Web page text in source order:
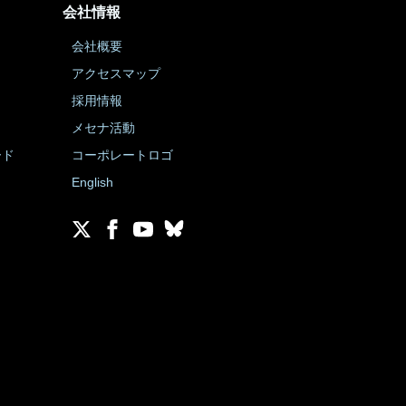
会社情報
会社概要
アクセスマップ
採用情報
メセナ活動
コーポレートロゴ
English